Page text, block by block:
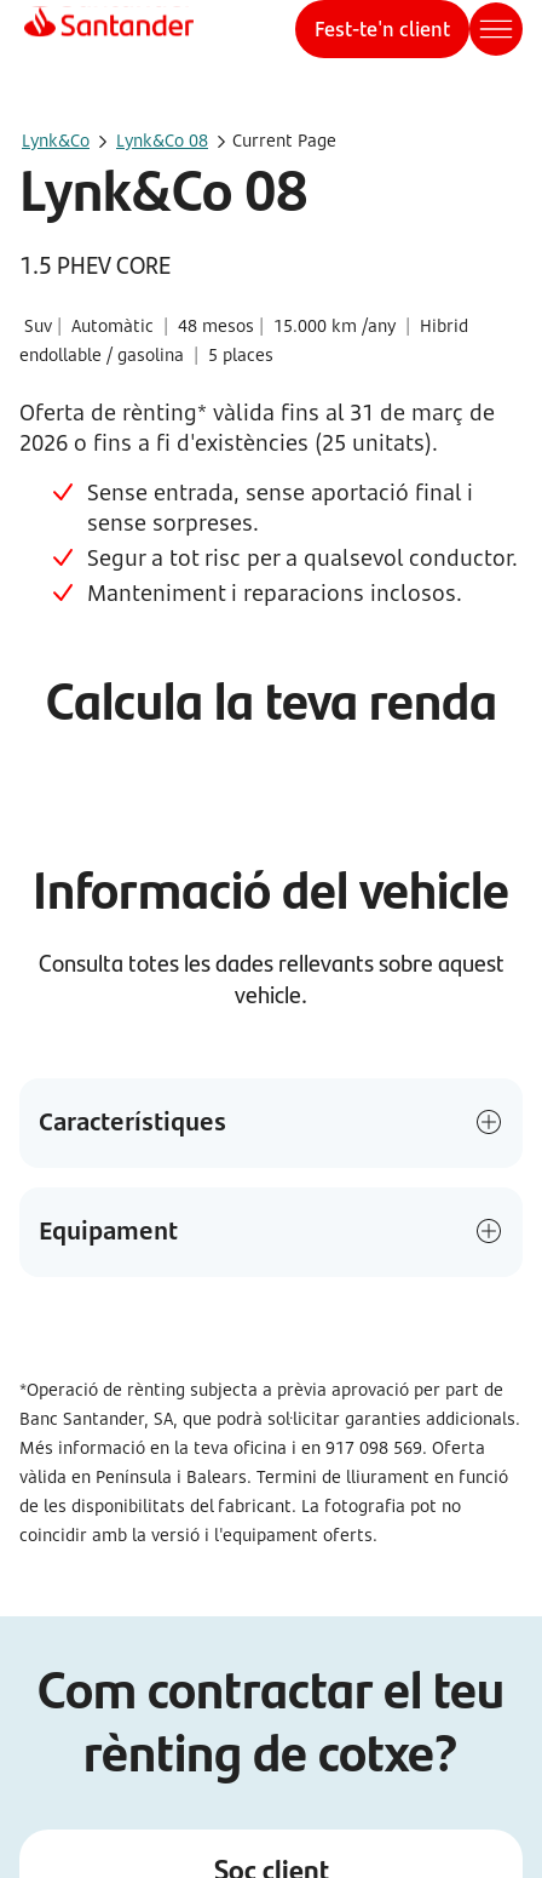
Fest-te'n client
Lynk&Co Lynk&Co 08 Current Page
Lynk&Co 08
1.5 PHEV CORE
Suv | Automàtic | 48 mesos | 15.000 km /any | Hibrid
endollable / gasolina | 5 places
Oferta de rènting* vàlida fins al 31 de març de
2026 o fins a fi d'existències (25 unitats).
Sense entrada, sense aportació final i
sense sorpreses.
Segur a tot risc per a qualsevol conductor.
Manteniment i reparacions inclosos.
Calcula la teva renda
Informació del vehicle
Consulta totes les dades rellevants sobre aquest
vehicle.
Característiques
Equipament
*Operació de rènting subjecta a prèvia aprovació per part de
Banc Santander, SA, que podrà sol·licitar garanties addicionals.
Més informació en la teva oficina i en 917 098 569. Oferta
vàlida en Península i Balears. Termini de lliurament en funció
de les disponibilitats del fabricant. La fotografia pot no
coincidir amb la versió i l'equipament oferts.
Com contractar el teu
rènting de cotxe?
Soc client